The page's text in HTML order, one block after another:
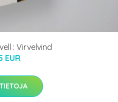
: Virvelvind
EUR